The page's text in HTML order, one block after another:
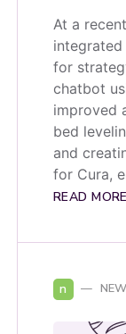
At a
for
chatbot
improved
bed
and
for Cura,
READ MORE
n